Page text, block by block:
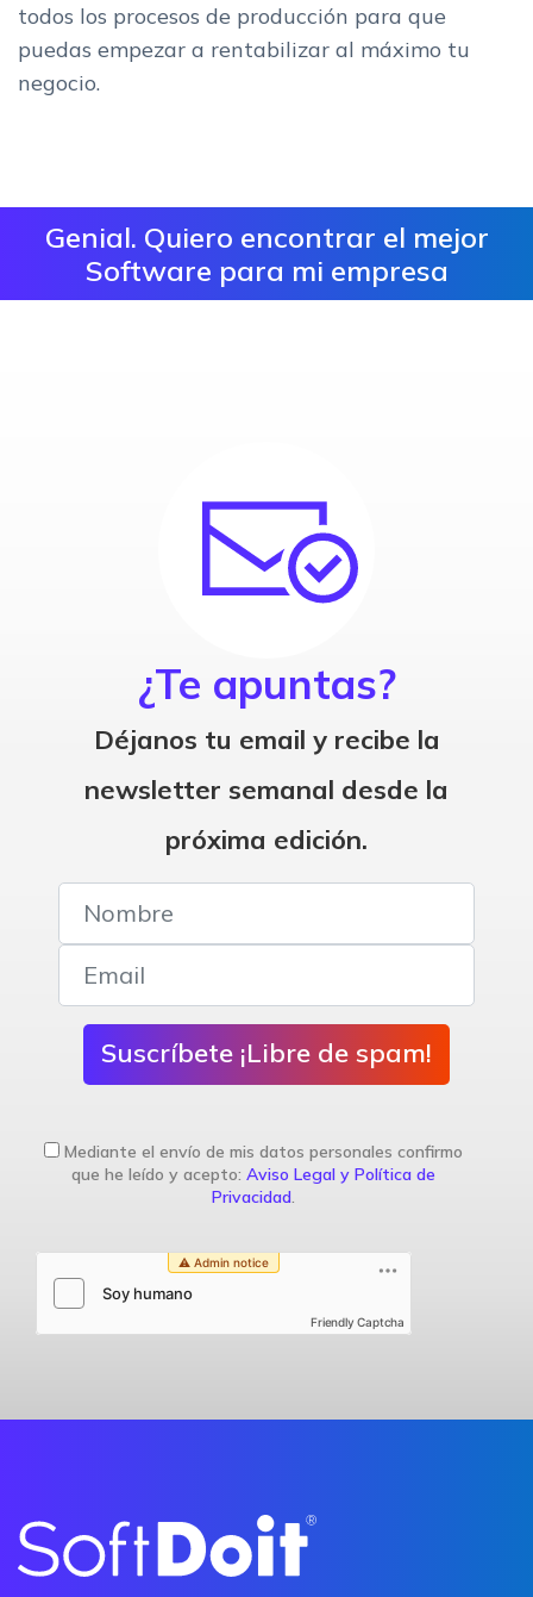
todos los procesos de producción para que
puedas empezar a rentabilizar al máximo tu
negocio.
Genial. Quiero encontrar el mejor
Software para mi empresa
¿Te apuntas?
Déjanos tu email y recibe la
newsletter semanal desde la
próxima edición.
Suscríbete ¡Libre de spam!
Mediante el envío de mis datos personales confirmo
que he leído y acepto: Aviso Legal y Política de
Privacidad.
Friendly Captcha